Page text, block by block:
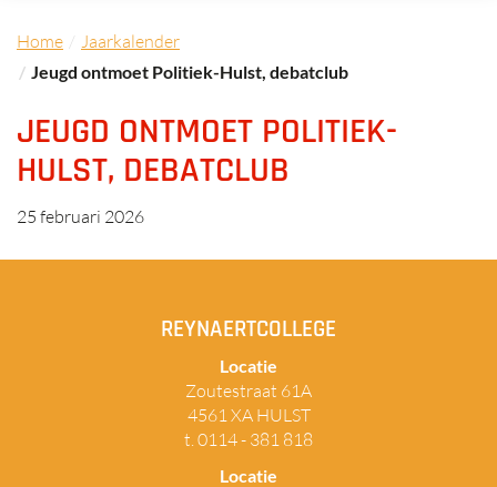
Home Jaarkalender
Jeugd ontmoet Politiek-Hulst, debatclub
JEUGD ONTMOET POLITIEK-
HULST, DEBATCLUB
25 februari 2026
REYNAERTCOLLEGE
Locatie
Zoutestraat 61A
4561 XA HULST
t. 0114 - 381 818
Locatie